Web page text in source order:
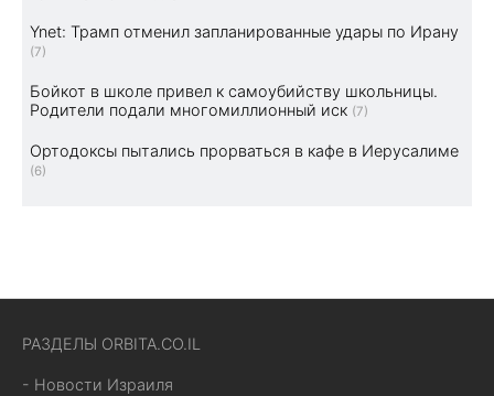
Ynet: Трамп отменил запланированные удары по Ирану
(7)
Бойкот в школе привел к самоубийству школьницы.
Родители подали многомиллионный иск (7)
Ортодоксы пытались прорваться в кафе в Иерусалиме
(6)
РАЗДЕЛЫ ORBITA.CO.IL
- Новости Израиля